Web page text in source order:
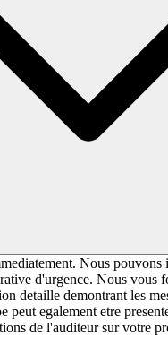
Nous pouvons
d'urgence. Nous vous
detaille demontrant les
peut egalement etre
de l'auditeur sur votre